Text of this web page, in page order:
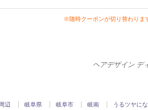
※随時クーポンが切り替わりま
ヘアデザイン デ
辺 岐阜県 岐阜市 岐南 うるツヤに